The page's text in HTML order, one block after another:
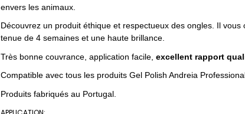
envers les animaux.
Découvrez un produit éthique et respectueux des ongles. Il vous
tenue de 4 semaines et une haute brillance.
Très bonne couvrance, application facile, excellent rapport
Compatible avec tous les produits Gel Polish Andreia
Produits fabriqués au Portugal.